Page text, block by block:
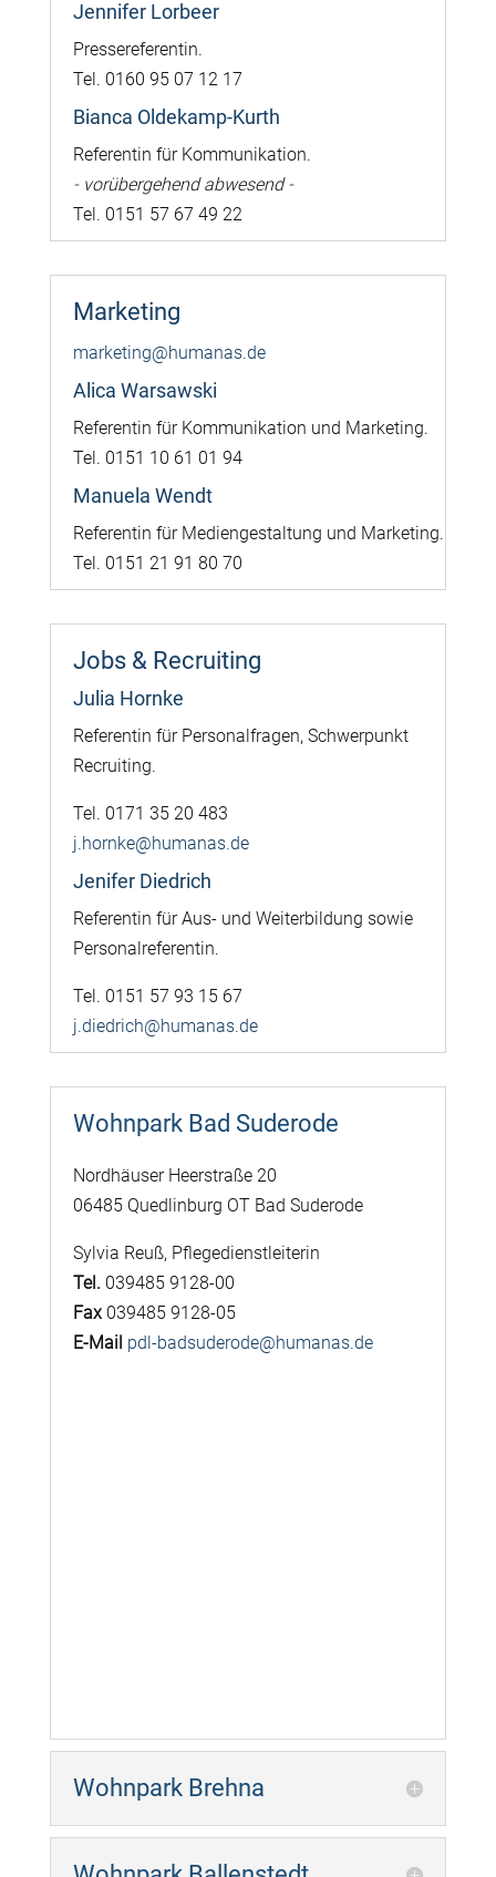
Jennifer Lorbeer
Pressereferentin.
Tel. 0160 95 07 12 17
Bianca Oldekamp-Kurth
Referentin für Kommunikation.
- vorübergehend abwesend -
Tel. 0151 57 67 49 22
Marketing
marketing@humanas.de
Alica Warsawski
Referentin für Kommunikation und Marketing.
Tel. 0151 10 61 01 94
Manuela Wendt
Referentin für Mediengestaltung und Marketing.
Tel. 0151 21 91 80 70
Jobs & Recruiting
Julia Hornke
Referentin für Personalfragen, Schwerpunkt
Recruiting.
Tel. 0171 35 20 483
j.hornke@humanas.de
Jenifer Diedrich
Referentin für Aus- und Weiterbildung sowie
Personalreferentin.
Tel. 0151 57 93 15 67
j.diedrich@humanas.de
Wohnpark Bad Suderode
Nordhäuser Heerstraße 20
06485 Quedlinburg OT Bad Suderode
Sylvia Reuß, Pflegedienstleiterin
Tel. 039485 9128-00
Fax039485 9128-05
E-Mail pdl-badsuderode@humanas.de
Wohnpark Brehna